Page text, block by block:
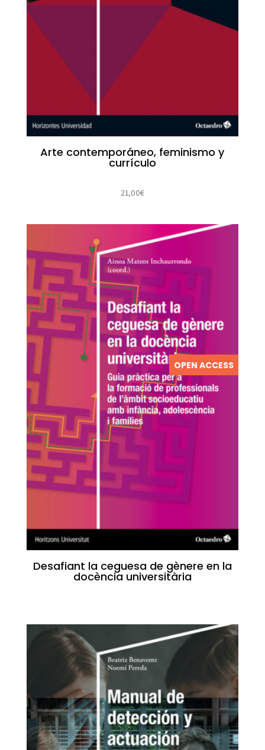
Arte contemporáneo, feminismo y
currículo
21,00€
OPEN ACCESS
Desafiant la ceguesa de gènere en la
docència universitària